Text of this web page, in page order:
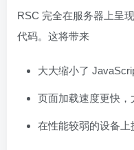
RSC 完全在服务器上呈
代码。这将带来
大大缩小了
页面加载速度更快，
在性能较弱的设备上